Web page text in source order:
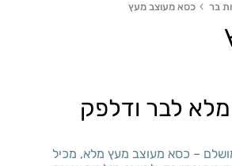
בר כסא מעוצב מעץ
לבר ודלפק
– כסא מעוצב מעץ מלא, מכיל